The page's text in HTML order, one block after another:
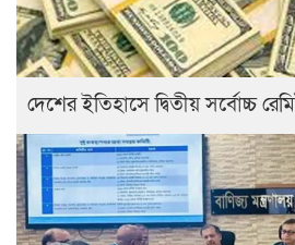
দেশের ইতিহাসে দ্বিতীয় সর্বোচ্চ